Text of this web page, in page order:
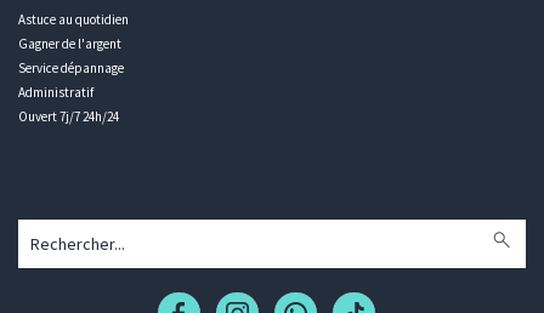
Astuce au quotidien
Gagner de l'argent
Service dépannage
Administratif
Ouvert 7j/7 24h/24